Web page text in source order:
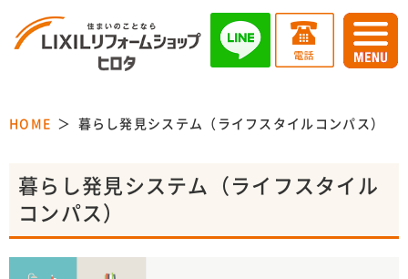
HOME 暮らし発見システム（ライフスタイルコンパス）
暮らし発見システム（ライフスタイル
コンパス）